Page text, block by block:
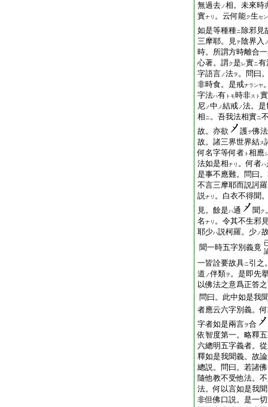
無過去ノ相。未來時
實ナリ 。云何能ク生セ
如是等種種ニ除邪見
三摩耶。見テ陰界入
時。所謂方時離合
心著。謂ク是 レ實ニ有
字語言ノ法ヲ 。問曰
非時食。是戒ナランヤ
字法ハ有 トモ時非スト
尼ノ中 ノ結戒ノ法。是
相ニ。吾我法相實ニ
故。亦欲
護テ佛法
故。諸三界世界結ス
何名字等何者 ト 相應
法如是相ナリ 。何者ハ
是事不應難。問曰
不言三摩耶而説訶
説ナリ 。白衣不得聞
見。餘是ハ通 聞 ク
名 ナリ 。令其不生邪
耶少ハ説柯羅。少ノ
聞一時五字別義竟
一皆詮要故具ニ引之
道 ノ伴類ヲ 。是即先
以佛法之意爲正答
問曰。此中如是我
者應云六字別義。
字者如是兩言ヲ合
依智度第一。略釋
六總明五字義者。
釋如是我聞義。故
總説。問曰。若諸
隨他教不受他法。
法。何以言如是我
非但佛口説。是一